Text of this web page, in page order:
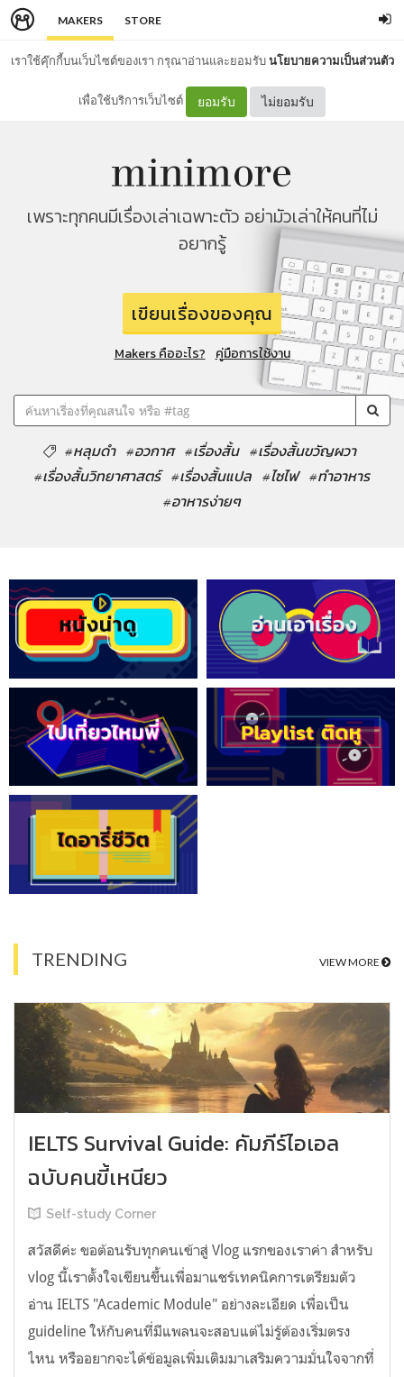
MAKERS STORE
เราใช้คุ๊กกี้บนเว็บไซต์ของเรา กรุณาอ่านและยอมรับนโยบายความเป็นส่วนตัว
เพื่อใช้บริการเว็บไซต์ ยอมรับ ไม่ยอมรับ
เพราะทุกคนมีเรื่องเล่าเฉพาะตัว อย่ามัวเล่าให้คนที่ไม่
อยากรู้
เขียนเรื่องของคุณ
Makers คืออะไร? คู่มือการใช้งาน
#หลุมดำ #อวกาศ #เรื่องสั้น #เรื่องสั้นขวัญผวา
#เรื่องสั้นวิทยาศาสตร์ #เรื่องสั้นแปล #ไซไฟ #ทำอาหาร
#อาหารง่ายๆ
TRENDING VIEW MORE
IELTS Survival Guide: คัมภีร์ไอเอล
ฉบับคนขี้เหนียว
Self-study Corner
สวัสดีค่ะ ขอต้อนรับทุกคนเข้าสู่ Vlog แรกของเราค่า สำหรับ
vlog นี้เราตั้งใจเขียนขึ้นเพื่อมาแชร์เทคนิคการเตรียมตัว
อ่าน IELTS "Academic Module" อย่างละเอียด เพื่อเป็น
guideline ให้กับคนที่มีแพลนจะสอบแต่ไม่รู้ต้องเริ่มตรง
ไหน หรืออยากจะได้ข้อมูลเพิ่มเติมมาเสริมความมั่นใจจากที่